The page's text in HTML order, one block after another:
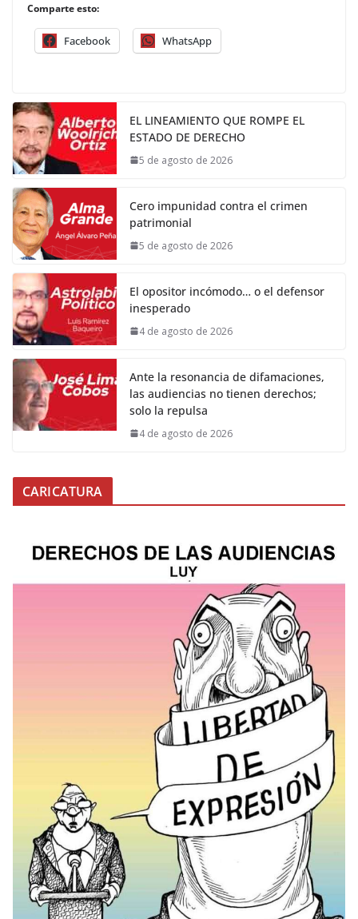
Comparte esto:
Facebook WhatsApp
EL LINEAMIENTO QUE ROMPE EL
ESTADO DE DERECHO
5 de agosto de 2026
Cero impunidad contra el crimen
patrimonial
5 de agosto de 2026
El opositor incómodo… o el defensor
inesperado
4 de agosto de 2026
Ante la resonancia de difamaciones,
las audiencias no tienen derechos;
solo la repulsa
4 de agosto de 2026
CARICATURA